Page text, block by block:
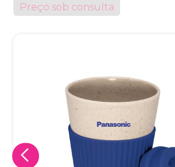
Preço sob consulta
Eu concordo em receber
A nossa empresa está comprometida
sua privacidade, utilizaremos seus
de marketing. Você pode alterar suas
qualquer momento.